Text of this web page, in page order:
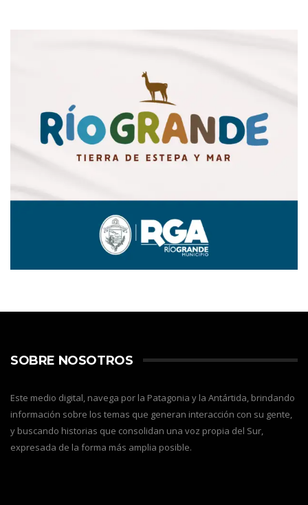
SOBRE NOSOTROS
Este medio digital, navega por la Patagonia y la Antártida, brindando
información sobre los temas que generan interacción con su gente,
y buscando historias que consolidan una voz propia del Sur,
expresada de la forma más amplia posible.